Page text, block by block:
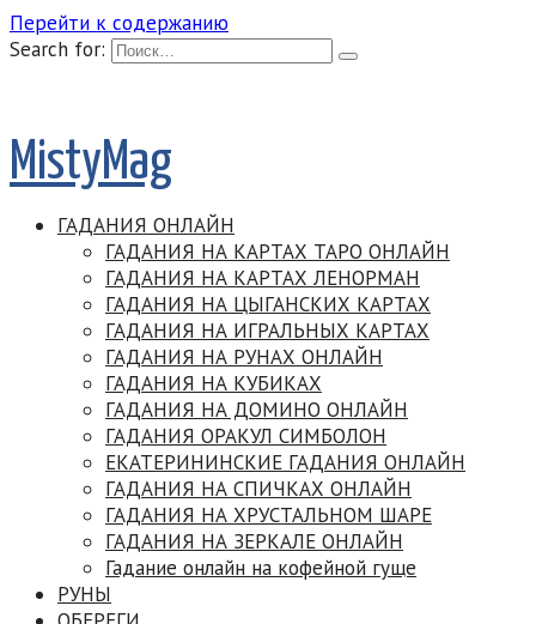
Перейти к содержанию
Search for:
MistyMag
ГАДАНИЯ ОНЛАЙН
ГАДАНИЯ НА КАРТАХ ТАРО ОНЛАЙН
ГАДАНИЯ НА КАРТАХ ЛЕНОРМАН
ГАДАНИЯ НА ЦЫГАНСКИХ КАРТАХ
ГАДАНИЯ НА ИГРАЛЬНЫХ КАРТАХ
ГАДАНИЯ НА РУНАХ ОНЛАЙН
ГАДАНИЯ НА КУБИКАХ
ГАДАНИЯ НА ДОМИНО ОНЛАЙН
ГАДАНИЯ ОРАКУЛ СИМБОЛОН
ЕКАТЕРИНИНСКИЕ ГАДАНИЯ ОНЛАЙН
ГАДАНИЯ НА СПИЧКАХ ОНЛАЙН
ГАДАНИЯ НА ХРУСТАЛЬНОМ ШАРЕ
ГАДАНИЯ НА ЗЕРКАЛЕ ОНЛАЙН
Гадание онлайн на кофейной гуще
РУНЫ